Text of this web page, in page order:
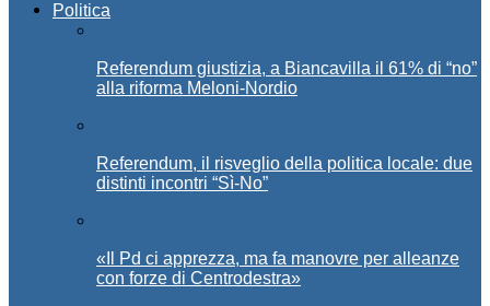
Politica
Referendum giustizia, a Biancavilla il 61% di “no”
alla riforma Meloni-Nordio
Referendum, il risveglio della politica locale: due
distinti incontri “Sì-No”
«Il Pd ci apprezza, ma fa manovre per alleanze
con forze di Centrodestra»